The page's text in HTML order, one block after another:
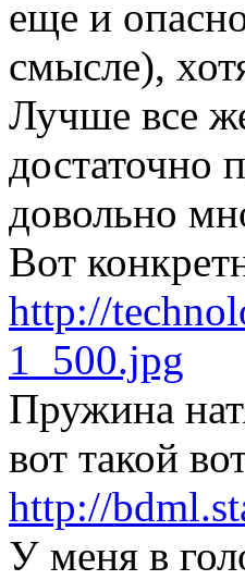
еще и
смысле),
Лучше все
достаточно
довольно
Вот
http://
1_500.jpg
Пружина
вот такой
http://
У меня в